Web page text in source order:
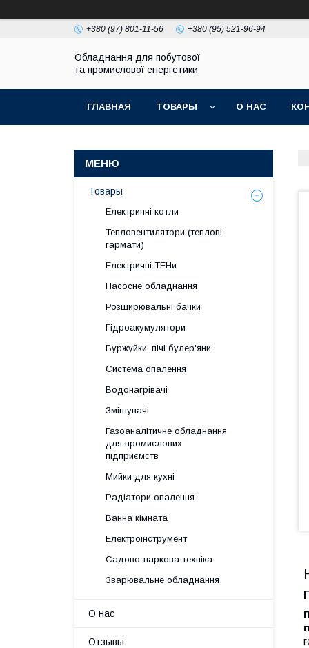
+380 (97) 801-11-56 +380 (95) 521-96-94
Обладнання для побутової
та промислової енергетики
ГЛАВНАЯ ТОВАРЫ О НАС
Товары
Електричні котли
Тепловентилятори (теплові
гармати)
Електричні ТЕНи
Насосне обладнання
Розширювальні бачки
Гідроакумулятори
Буржуйки, пічі булер'яни
Система опалення
Водонагрівачі
Змішувачі
Газоаналітичне обладнання
для промислових
підприємств
Мийки для кухні
Радіатори опалення
Ванна кімната
Електроінструмент
Садово-паркова техніка
Зварювальне обладнання
О нас
Отзывы